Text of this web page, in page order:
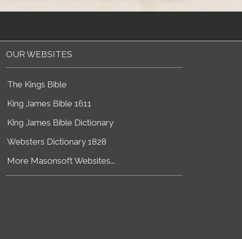
OUR WEBSITES
The Kings Bible
King James Bible 1611
King James Bible Dictionary
Websters Dictionary 1828
More Masonsoft Websites...